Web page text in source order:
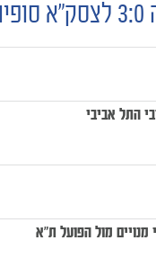
התל אביבי
מנויים מול הפועל ת"א